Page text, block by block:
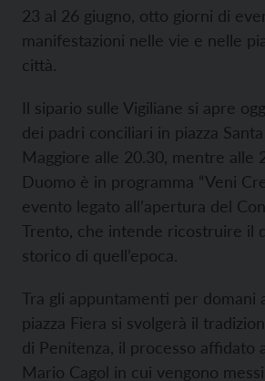
23 al 26 giugno, otto giorni di
manifestazioni nelle vie e nelle
città.
Il sipario sulle Vigiliane si apre
dei padri conciliari in piazza
Maggiore alle 20.30, mentre alle
Duomo è in programma “Veni
evento legato all’apertura del
Trento, che intende ricostruire il
storico di quell’epoca.
Tra gli appuntamenti per domani
piazza Fiera si svolgerà il
di Penitenza, il processo affidato
Mario Cagol in cui vengono